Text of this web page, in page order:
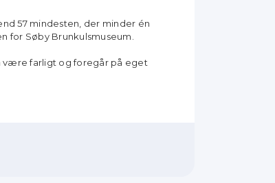
57 mindesten, der minder én
for Søby Brunkulsmuseum.
være farligt og foregår på eget